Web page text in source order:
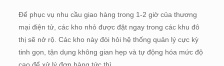
Để phục vụ nhu cầu giao hàng trong 1-2 giờ của thương
mại điện tử, các kho nhỏ được đặt ngay trong các khu đô
thị sẽ nở rộ. Các kho này đòi hỏi hệ thống quản lý cực kỳ
tinh gọn, tận dụng không gian hẹp và tự động hóa mức độ